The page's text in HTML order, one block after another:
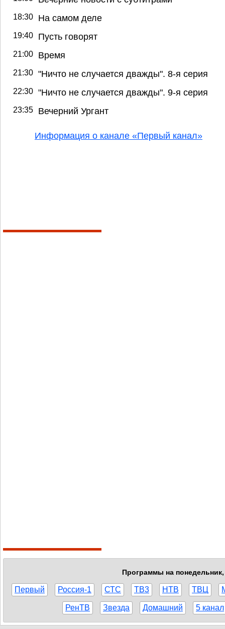
18:30 На самом деле
19:40 Пусть говорят
21:00 Время
21:30 "Ничто не случается дважды". 8-я серия
22:30 "Ничто не случается дважды". 9-я серия
23:35 Вечерний Ургант
Информация о канале «Первый канал»
Программы на понедельник,
Первый Россия-1 СТС ТВ3 НТВ ТВЦ
РенТВ Звезда Домашний 5 канал